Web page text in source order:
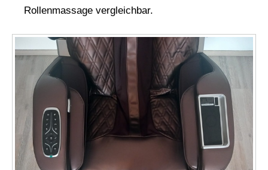
Rollenmassage vergleichbar.